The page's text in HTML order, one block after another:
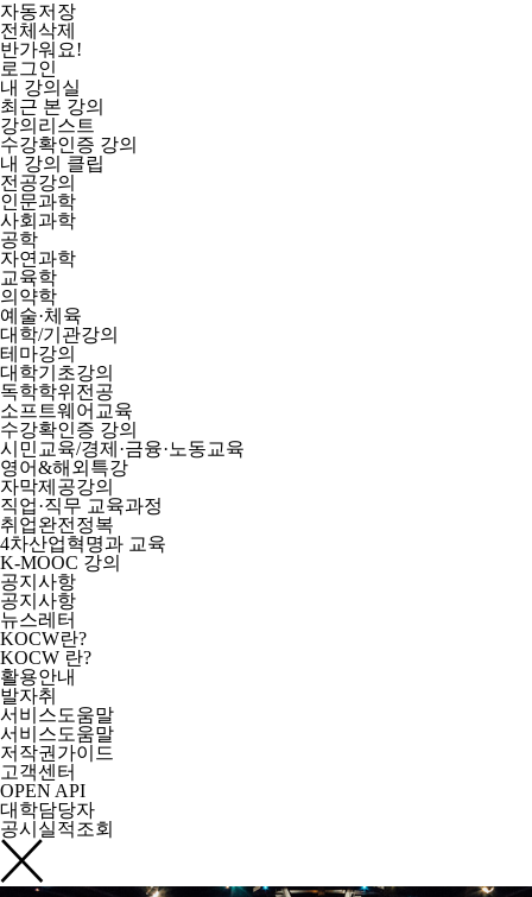
자동저장
전체삭제
반가워요!
로그인
내 강의실
최근 본 강의
강의리스트
수강확인증 강의
내 강의 클립
전공강의
인문과학
사회과학
공학
자연과학
교육학
의약학
예술·체육
대학/기관강의
테마강의
대학기초강의
독학학위전공
소프트웨어교육
수강확인증 강의
시민교육/경제·금융·노동교육
영어&해외특강
자막제공강의
직업·직무 교육과정
취업완전정복
4차산업혁명과 교육
K-MOOC 강의
공지사항
공지사항
뉴스레터
KOCW란?
KOCW 란?
활용안내
발자취
서비스도움말
서비스도움말
저작권가이드
고객센터
OPEN API
대학담당자
공시실적조회